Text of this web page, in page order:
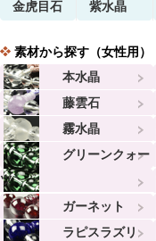
金虎目石
紫水晶
素材から探す（女性用）
本水晶
藤雲石
霧水晶
グリーンクォー
ツ
ガーネット
ラピスラズリ